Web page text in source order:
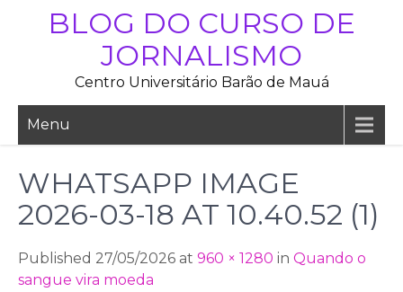
BLOG DO CURSO DE
JORNALISMO
Centro Universitário Barão de Mauá
Menu
WHATSAPP IMAGE
2026-03-18 AT 10.40.52 (1)
Published 27/05/2026 at 960 × 1280 in Quando o
sangue vira moeda